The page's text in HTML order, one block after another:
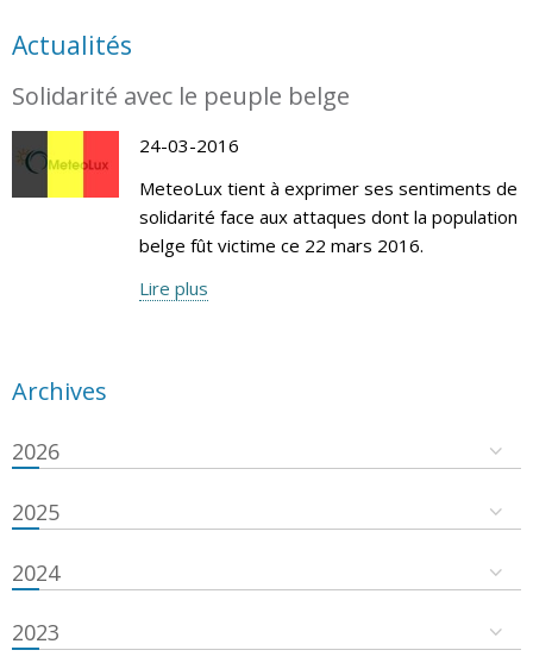
Actualités
Solidarité avec le peuple belge
24-03-2016
MeteoLux tient à exprimer ses sentiments de
solidarité face aux attaques dont la population
belge fût victime ce 22 mars 2016.
Lire plus
Archives
2026
2025
2024
2023